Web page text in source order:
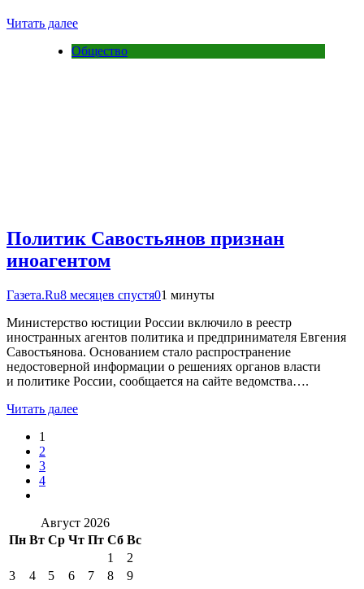
Читать далее
Общество
Политик Савостьянов признан
иноагентом
Газета.Ru8 месяцев спустя01 минуты
Министерство юстиции России включило в реестр
иностранных агентов политика и предпринимателя Евгения
Савостьянова. Основанием стало распространение
недостоверной информации о решениях органов власти
и политике России, сообщается на сайте ведомства….
Читать далее
1
2
3
4
Август 2026
Пн Вт Ср Чт Пт Сб Вс
1
2
3
4 5 6 7 8
9